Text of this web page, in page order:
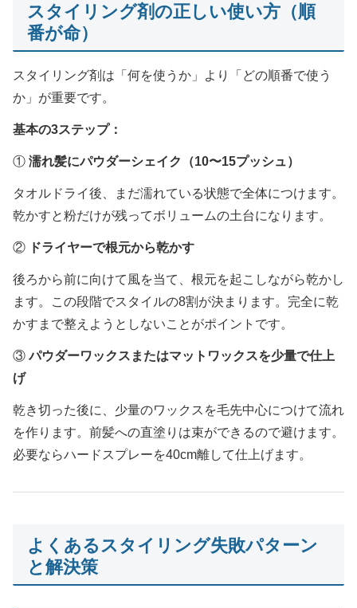
スタイリング剤の正しい使い方（順
番が命）
スタイリング剤は「何を使うか」より「どの順番で使う
か」が重要です。
基本の3ステップ：
① 濡れ髪にパウダーシェイク（10〜15プッシュ）
タオルドライ後、まだ濡れている状態で全体につけます。
乾かすと粉だけが残ってボリュームの土台になります。
② ドライヤーで根元から乾かす
後ろから前に向けて風を当て、根元を起こしながら乾かし
ます。この段階でスタイルの8割が決まります。完全に乾
かすまで整えようとしないことがポイントです。
③パウダーワックスまたはマットワックスを少量で仕上
げ
乾き切った後に、少量のワックスを毛先中心につけて流れ
を作ります。前髪への直塗りは束ができるので避けます。
必要ならハードスプレーを40cm離して仕上げます。
よくあるスタイリング失敗パターン
と解決策